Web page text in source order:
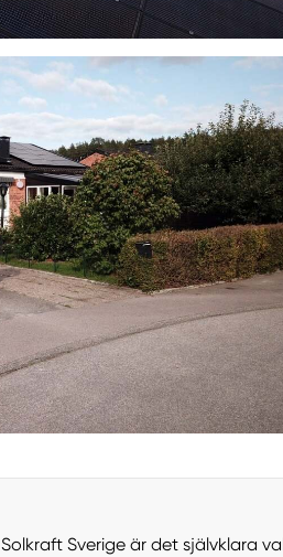
Solkraft Sverige är det självklara